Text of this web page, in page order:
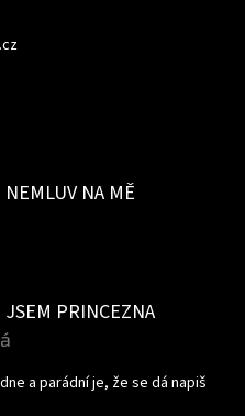
NA MĚ
z 5 hvězdiček.
PRINCEZNA
z 5 hvězdiček.
a parádní je, že se dá napiš